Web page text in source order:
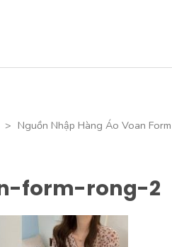
> Nguồn Nhập Hàng Áo Voan
form-rong-2